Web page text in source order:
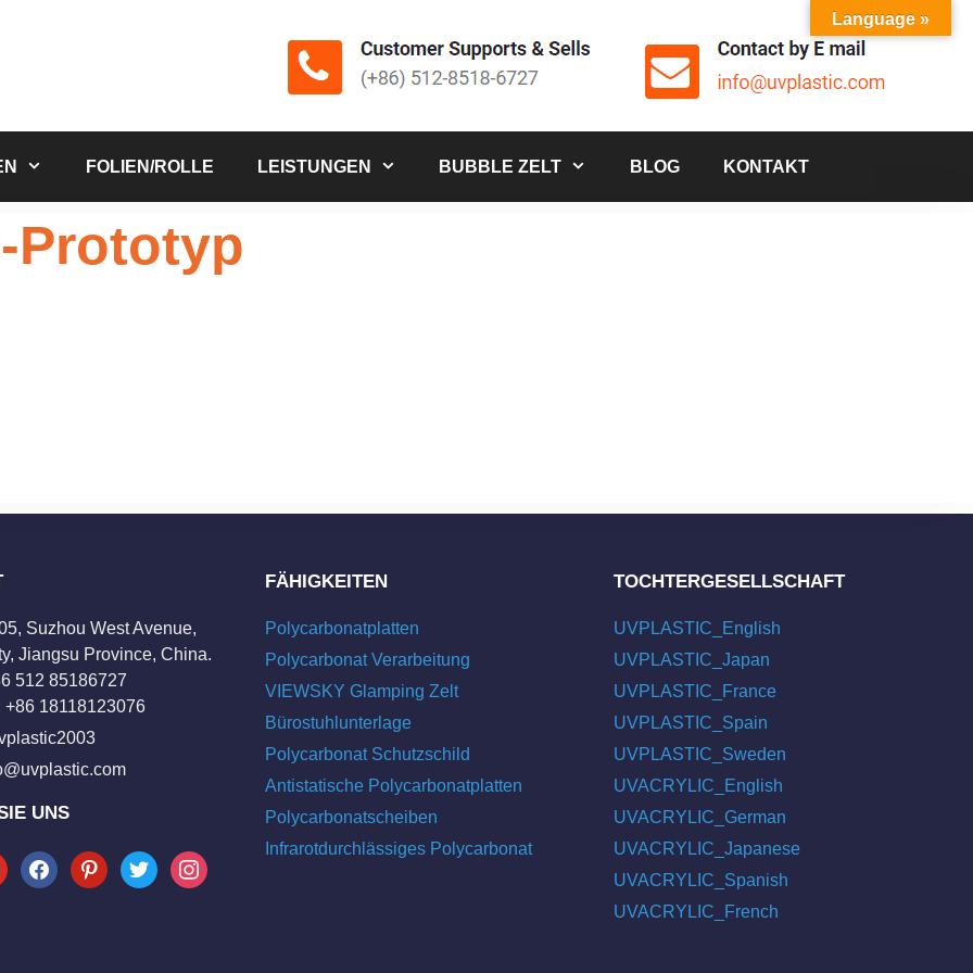
FOLIEN/ROLLE LEISTUNGEN BUBBLE ZELT BLOG KONTAKT
Prototyp
Suzhou West Avenue,
Jiangsu Province, China.
512 85186727
+86 18118123076
UNS
facebookpinteresttwitter instagram
FÄHIGKEITEN
Polycarbonatplatten
Polycarbonat Verarbeitung
VIEWSKY Glamping Zelt
Bürostuhlunterlage
Polycarbonat Schutzschild
Antistatische Polycarbonatplatten
Polycarbonatscheiben
Infrarotdurchlässiges Polycarbonat
TOCHTERGESELLSCHAFT
UVPLASTIC_English
UVPLASTIC_Japan
UVPLASTIC_France
UVPLASTIC_Spain
UVPLASTIC_Sweden
UVACRYLIC_English
UVACRYLIC_German
UVACRYLIC_Japanese
UVACRYLIC_Spanish
UVACRYLIC_French
Language »